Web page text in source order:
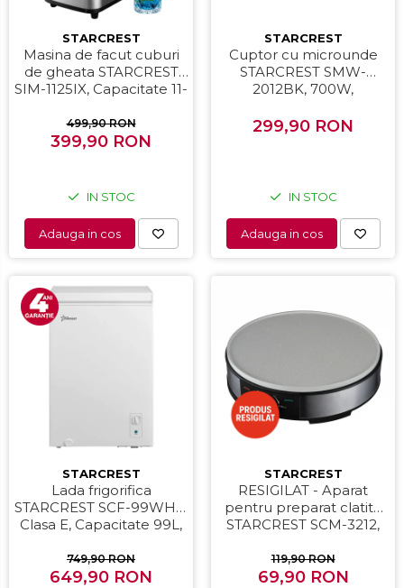
STARCREST
Masina de facut cuburi
de gheata STARCREST
SIM-1125IX, Capacitate 11-
detasabil, Rezervor apa
0.8 l, Inox
499,90 RON
399,90 RON
IN STOC
Adauga in cos
STARCREST
Cuptor cu microunde
STARCREST SMW-
2012BK, 700W,
mecanic, 6 Trepte de
putere, Negru
299,90 RON
IN STOC
Adauga in cos
STARCREST
Lada frigorifica
STARCREST SCF-99WHE,
Clasa E, Capacitate 99L,
functie frigider,
Termostat reglabil, Alb
749,90 RON
649,90 RON
STARCREST
RESIGILAT - Aparat
pentru preparat clatite
STARCREST SCM-3212,
ceramic antiaderent, 30
cm, Inox / Negru
119,90 RON
69,90 RON